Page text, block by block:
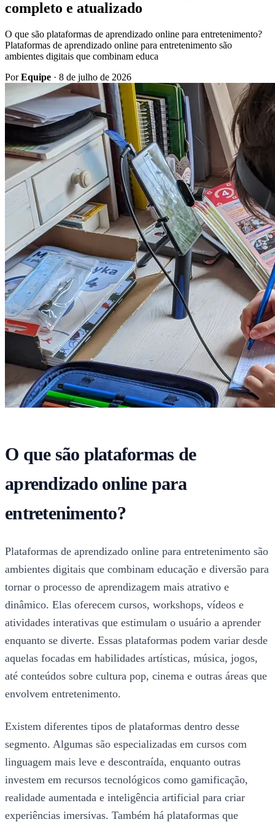
completo e atualizado
O que são plataformas de aprendizado online para entretenimento?
Plataformas de aprendizado online para entretenimento são
ambientes digitais que combinam educa
PorEquipe · 8 de julho de 2026
O que são plataformas de
aprendizado online para
entretenimento?
Plataformas de aprendizado online para entretenimento são
ambientes digitais que combinam educação e diversão para
tornar o processo de aprendizagem mais atrativo e
dinâmico. Elas oferecem cursos, workshops, vídeos e
atividades interativas que estimulam o usuário a aprender
enquanto se diverte. Essas plataformas podem variar desde
aquelas focadas em habilidades artísticas, música, jogos,
até conteúdos sobre cultura pop, cinema e outras áreas que
envolvem entretenimento.
Existem diferentes tipos de plataformas dentro desse
segmento. Algumas são especializadas em cursos com
linguagem mais leve e descontraída, enquanto outras
investem em recursos tecnológicos como gamificação,
realidade aumentada e inteligência artificial para criar
experiências imersivas. Também há plataformas que